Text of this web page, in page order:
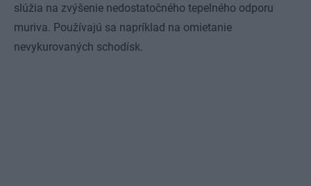
slúžia na zvýšenie nedostatočného tepelného odporu
muriva. Používajú sa napríklad na omietanie
nevykurovaných schodísk.